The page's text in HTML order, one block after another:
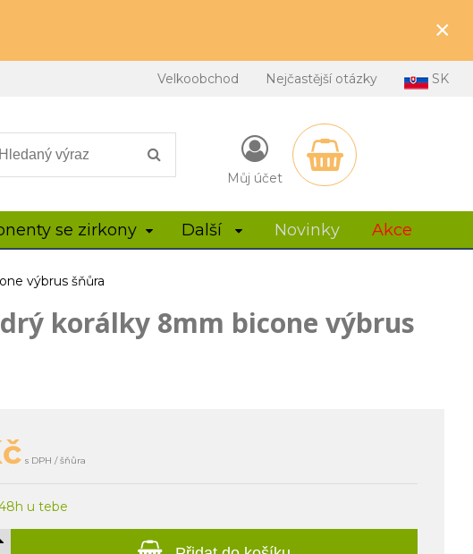
×
Velkoobchod Nejčastější otázky SK
Můj účet
se zirkony Další Novinky Akce
výbrus šňůra
korálky 8mm bicone výbrus
s DPH / šňůra
u tebe